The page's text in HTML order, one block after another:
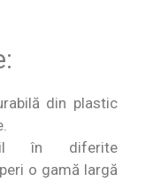
din plastic
în diferite
o gamă largă